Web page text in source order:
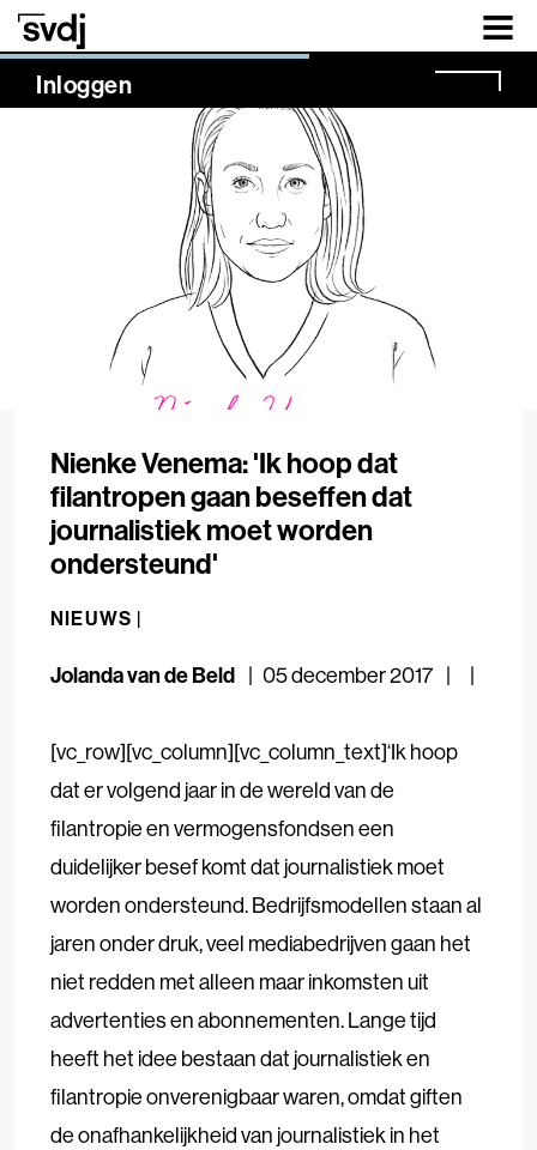
Naar hoofdinhoud
Inloggen
NaN%
Nienke Venema: 'Ik hoop dat
filantropen gaan beseffen dat
journalistiek moet worden
ondersteund'
NIEUWS |
Jolanda van de Beld 05 december 2017
[vc_row][vc_column][vc_column_text]‘Ik hoop
dat er volgend jaar in de wereld van de
filantropie en vermogensfondsen een
duidelijker besef komt dat journalistiek moet
worden ondersteund. Bedrijfsmodellen staan al
jaren onder druk, veel mediabedrijven gaan het
niet redden met alleen maar inkomsten uit
advertenties en abonnementen. Lange tijd
heeft het idee bestaan dat journalistiek en
filantropie onverenigbaar waren, omdat giften
de onafhankelijkheid van journalistiek in het